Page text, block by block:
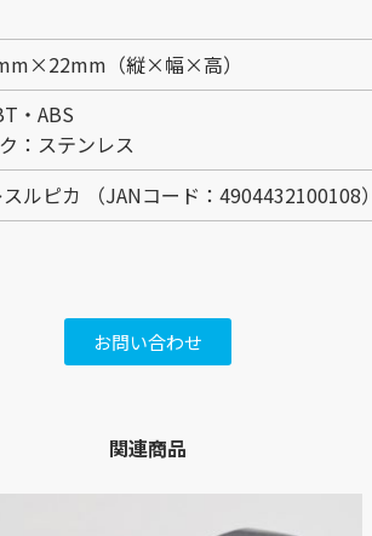
（縦×幅×高）
・ABS
：ステンレス
ルピカ （JANコード：4904432100108）
お問い合わせ
関連商品